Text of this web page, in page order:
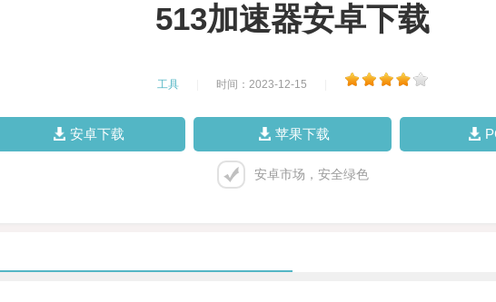
513加速器安卓下载
工具 时间：2023-12-15
安卓下载 苹果下载
安卓市场，安全绿色